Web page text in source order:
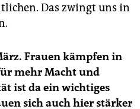
Das zwingt uns in
Frauen kämpfen in
mehr Macht und
ist da ein wichtiges
sich auch hier stärker